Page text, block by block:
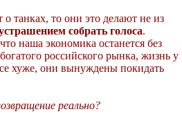
танках, то они это делают не из
собрать голоса.
наша экономика останется без
российского рынка, жизнь у
хуже, они вынуждены покидать
реально?